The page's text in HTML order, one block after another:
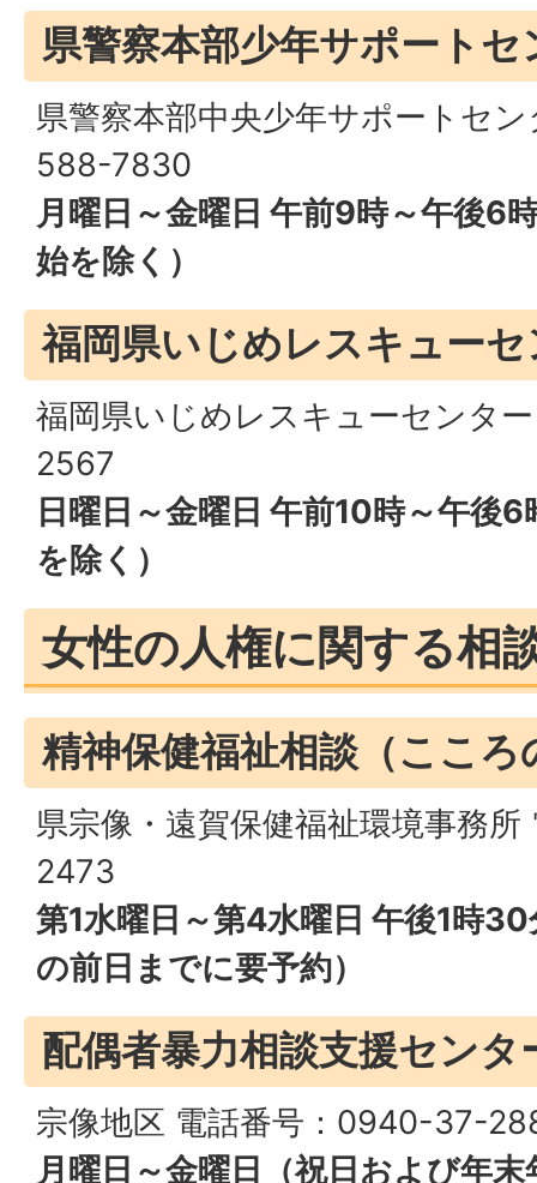
県警察本部少年サポートセ
県警察本部中央少年サポートセ
588-7830
月曜日～金曜日 午前9時～午後6
始を除く）
福岡県いじめレスキュー
福岡県いじめレスキューセンタ
2567
日曜日～金曜日 午前10時～午後
を除く）
女性の人権に関する相
精神保健福祉相談（こころ
県宗像・遠賀保健福祉環境事務
2473
第1水曜日～第4水曜日 午後1時
の前日までに要予約）
配偶者暴力相談支援センタ
宗像地区 電話番号：0940-37-
月曜日～金曜日（祝日および年